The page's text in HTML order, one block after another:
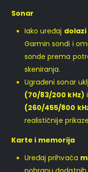
Sonar
Iako uređaj
Garmin sondi i
sonde prema
skeniranja.
Ugrađeni sonar
(70/83/200 kHz) i
(260/455/800
realističnije
Karte i memorija
Uređaj prihvaća